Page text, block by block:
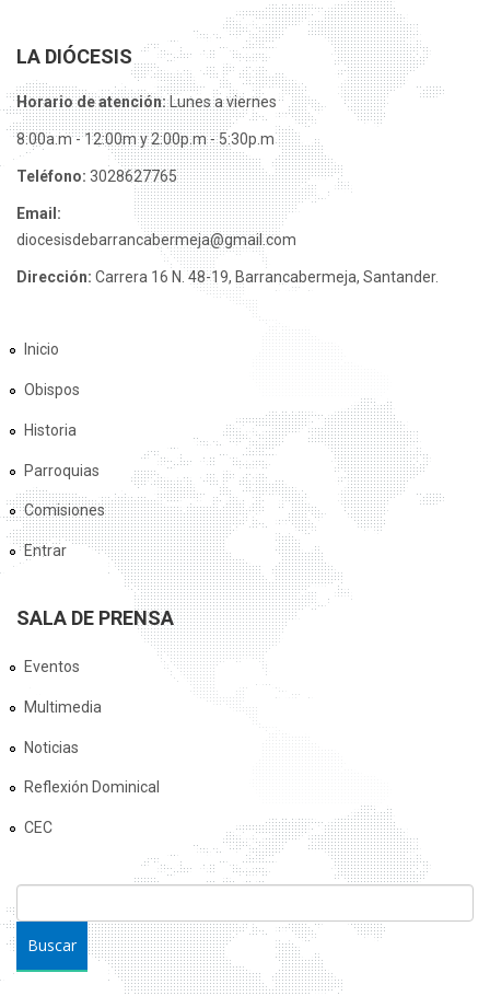
LA DIÓCESIS
Horario de atención:Lunes a viernes
8:00a.m - 12:00m y 2:00p.m - 5:30p.m
Teléfono: 3028627765
Email:
diocesisdebarrancabermeja@gmail.com
Dirección: Carrera 16 N. 48-19, Barrancabermeja, Santander.
Inicio
Obispos
Historia
Parroquias
Comisiones
Entrar
SALA DE PRENSA
Eventos
Multimedia
Noticias
Reflexión Dominical
CEC
FORMULARIO DE BÚSQUEDA